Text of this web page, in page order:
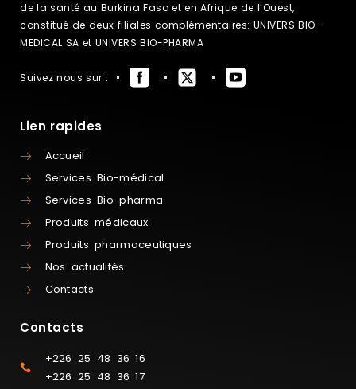
de la santé au Burkina Faso et en Afrique de l’Ouest,
constitué de deux filiales complémentaires: UNIVERS BIO-
MEDICAL SA et UNIVERS BIO-PHARMA
Suivez nous sur :
Lien rapides
Accueil
Services Bio-médical
Services Bio-pharma
Produits médicaux
Produits pharmaceutiques
Nos actualités
Contacts
Contacts
+226 25 48 36 16
+226 25 48 36 17